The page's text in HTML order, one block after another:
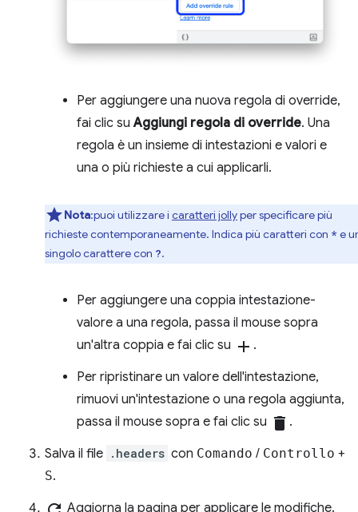
Per aggiungere una nuova regola di override,
fai clic suAggiungi regola di override. Una
regola è un insieme di intestazioni e valori e
una o più richieste a cui applicarli.
Nota:puoi utilizzare i caratteri jollyper specificare più
richieste contemporaneamente. Indica più caratteri con * e
singolo carattere con ?.
Per aggiungere una coppia intestazione-
valore a una regola, passa il mouse sopra
un'altra coppia e fai clic su add .
Per ripristinare un valore dell'intestazione,
rimuovi un'intestazione o una regola aggiunta,
passa il mouse sopra e fai clic su delete .
Salva il file .headers con Comando / Controllo +
S.
Aggiorna la pagina per applicare le modifiche.